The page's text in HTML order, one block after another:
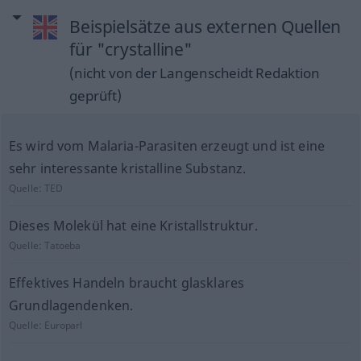
Beispielsätze aus externen Quellen
für "crystalline"
(nicht von der Langenscheidt Redaktion
geprüft)
Es wird vom Malaria-Parasiten erzeugt und ist eine
sehr interessante kristalline Substanz.
Quelle:TED
Dieses Molekül hat eine Kristallstruktur.
Quelle:Tatoeba
Effektives Handeln braucht glasklares
Grundlagendenken.
Quelle: Europarl